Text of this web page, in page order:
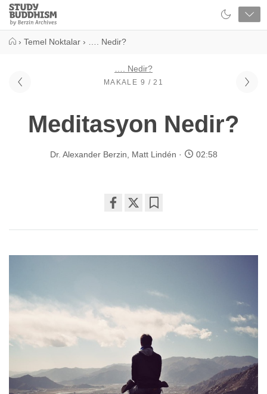
Close
Study
Buddhism
› Temel Noktalar › …. Nedir?
…. Nedir?
MAKALE 9 / 21
Meditasyon Nedir?
Dr. Alexander Berzin Matt Lindén 02:58
on